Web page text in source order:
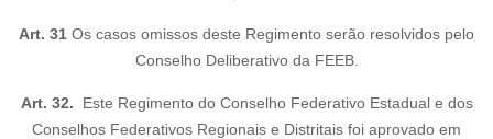
Art. 31 Os casos omissos deste Regimento serão resolvidos pelo
Conselho Deliberativo da FEEB.
Art. 32. Este Regimento do Conselho Federativo Estadual e dos
Conselhos Federativos Regionais e Distritais foi aprovado em